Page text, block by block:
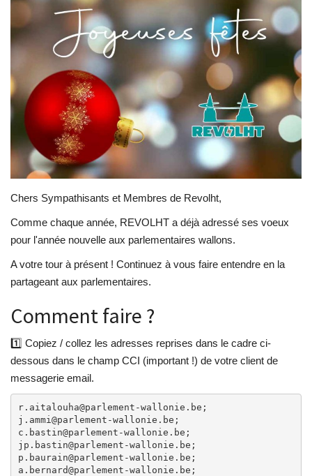
Contacts
Chers Sympathisants et Membres de Revolht,
Comme chaque année, REVOLHT a déjà adressé ses voeux
pour l'année nouvelle aux parlementaires wallons.
A votre tour à présent ! Continuez à vous faire entendre en la
partageant aux parlementaires.
Comment faire ?
1️⃣ Copiez / collez les adresses reprises dans le cadre ci-
dessous dans le champ CCI (important !) de votre client de
messagerie email.
r.aitalouha@parlement-wallonie.be;
j.ammi@parlement-wallonie.be;
c.bastin@parlement-wallonie.be;
jp.bastin@parlement-wallonie.be;
p.baurain@parlement-wallonie.be;
a.bernard@parlement-wallonie.be;